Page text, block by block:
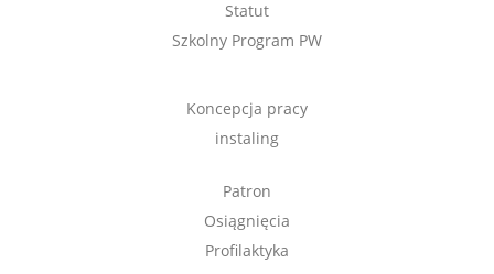
Statut
Szkolny Program PW
Koncepcja pracy
instaling
Patron
Osiągnięcia
Profilaktyka